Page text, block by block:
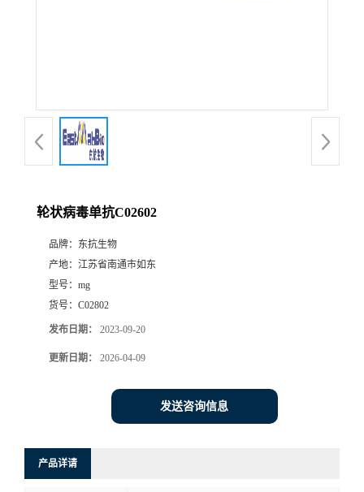
轮状病毒单抗C02602
品牌： 东抗生物
产地： 江苏省南通市如东
型号： mg
货号： C02802
发布日期： 2023-09-20
更新日期： 2026-04-09
发送咨询信息
产品详请